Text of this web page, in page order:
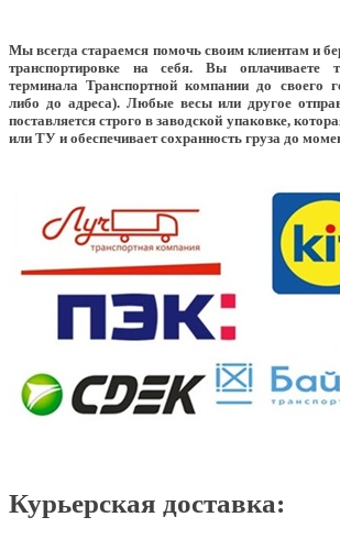
Мы всегда стараемся помочь своим клиентам и
транспортировке на себя. Вы оплачиваете
терминала Транспортной компании до своего
либо до адреса). Любые весы или другое
поставляется строго в заводской упаковке,
или ТУ и обеспечивает сохранность груза до
Курьерская доставка: